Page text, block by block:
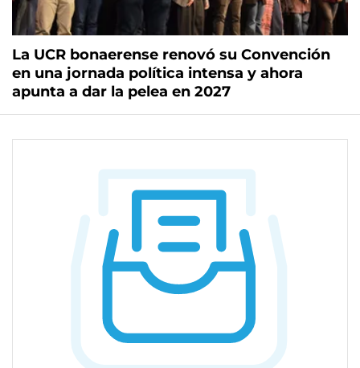
La UCR bonaerense renovó su Convención
en una jornada política intensa y ahora
apunta a dar la pelea en 2027